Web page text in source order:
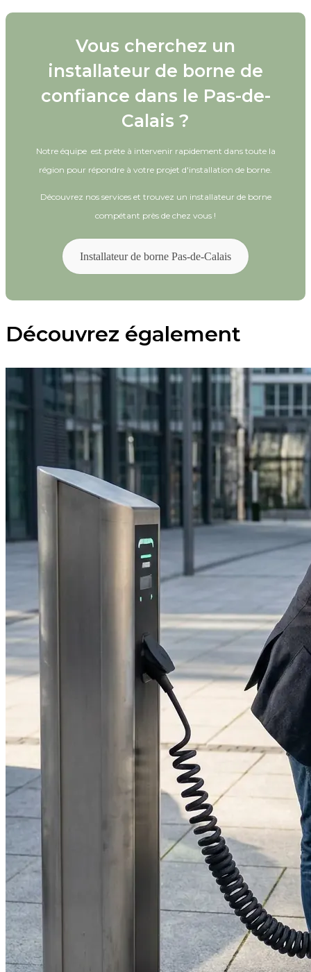
Vous cherchez un
installateur de borne de
confiance dans le Pas-de-
Calais ?
Notre équipe est prête à intervenir rapidement dans toute la
région pour répondre à votre projet d'installation de borne.
Découvrez nos services et trouvez un installateur de borne
compétant près de chez vous !
Installateur de borne Pas-de-Calais
Découvrez également